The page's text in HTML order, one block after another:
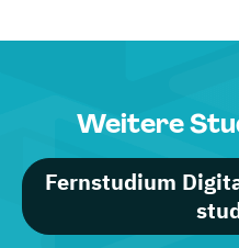
Weitere
Fernstudium